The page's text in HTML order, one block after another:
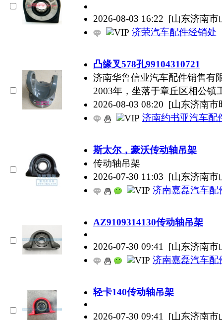
2026-08-03 16:22 [山东济南市
济荣汽车配件经销处
凸缘叉578孔99104310721
济南华鲁信业汽车配件销售有
2003年，坐落于章丘区相公镇
2026-08-03 08:20 [山东济南市
济南约书亚汽车配
斯太尔，豪沃传动轴吊架
传动轴吊架
2026-07-30 11:03 [山东济南市
济南嘉磊汽车配
AZ9109314130传动轴吊架
2026-07-30 09:41 [山东济南市
济南嘉磊汽车配
轻卡140传动轴吊架
2026-07-30 09:41 [山东济南市